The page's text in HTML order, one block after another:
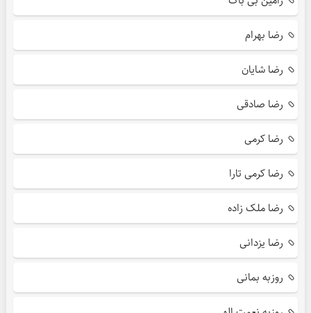
رضا بهرام
رضا شایان
رضا صادقی
رضا کرمی
رضا کرمی تارا
رضا ملک زاده
رضا یزدانی
روزبه بمانی